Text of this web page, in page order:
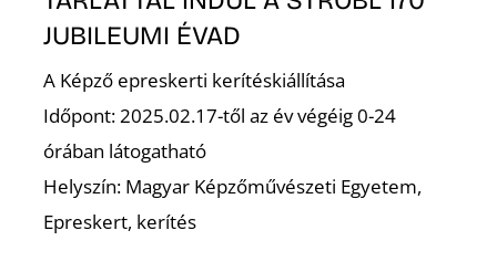
JUBILEUMI ÉVAD
A Képző epreskerti kerítéskiállítása
Időpont: 2025.02.17-től az év végéig 0-24
órában látogatható
Helyszín: Magyar Képzőművészeti Egyetem,
Epreskert, kerítés